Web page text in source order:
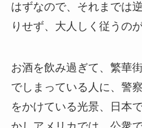
はずなので、それまでは
りせず、大人しく従うの
お酒を飲み過ぎて、繁華
でしまっている人に、警
をかけている光景、日本